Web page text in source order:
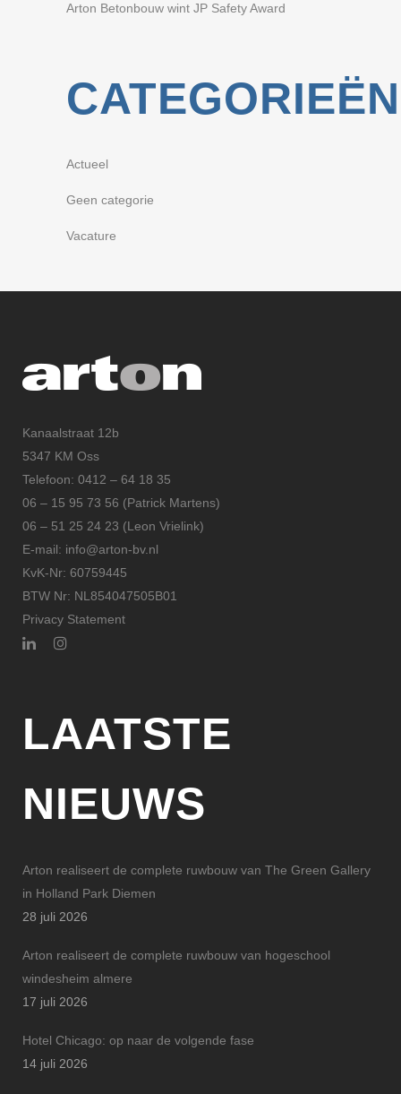
Arton Betonbouw wint JP Safety Award
CATEGORIEËN
Actueel
Geen categorie
Vacature
Kanaalstraat 12b
5347 KM Oss
Telefoon: 0412 – 64 18 35
06 – 15 95 73 56 (Patrick Martens)
06 – 51 25 24 23 (Leon Vrielink)
E-mail: info@arton-bv.nl
KvK-Nr: 60759445
BTW Nr: NL854047505B01
Privacy Statement
LAATSTE
NIEUWS
Arton realiseert de complete ruwbouw van The Green Gallery
in Holland Park Diemen
28 juli 2026
Arton realiseert de complete ruwbouw van hogeschool
windesheim almere
17 juli 2026
Hotel Chicago: op naar de volgende fase
14 juli 2026